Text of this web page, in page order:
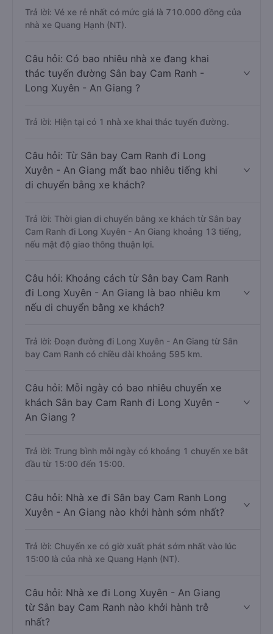
Trả lời: Vé xe rẻ nhất có mức giá là 710.000 đồng của
nhà xe Quang Hạnh (NT).
Câu hỏi: Có bao nhiêu nhà xe đang khai
thác tuyến đường Sân bay Cam Ranh -
Long Xuyên - An Giang ?
Trả lời: Hiện tại có 1 nhà xe khai thác tuyến đường.
Câu hỏi: Từ Sân bay Cam Ranh đi Long
Xuyên - An Giang mất bao nhiêu tiếng khi
di chuyển bằng xe khách?
Trả lời: Thời gian di chuyển bằng xe khách từ Sân bay
Cam Ranh đi Long Xuyên - An Giang khoảng 13 tiếng,
nếu mật độ giao thông thuận lợi.
Câu hỏi: Khoảng cách từ Sân bay Cam Ranh
đi Long Xuyên - An Giang là bao nhiêu km
nếu di chuyển bằng xe khách?
Trả lời: Đoạn đường đi Long Xuyên - An Giang từ Sân
bay Cam Ranh có chiều dài khoảng 595 km.
Câu hỏi: Mỗi ngày có bao nhiêu chuyến xe
khách Sân bay Cam Ranh đi Long Xuyên -
An Giang ?
Trả lời: Trung bình mỗi ngày có khoảng 1 chuyến xe bắt
đầu từ 15:00 đến 15:00.
Câu hỏi: Nhà xe đi Sân bay Cam Ranh Long
Xuyên - An Giang nào khởi hành sớm nhất?
Trả lời: Chuyến xe có giờ xuất phát sớm nhất vào lúc
15:00 là của nhà xe Quang Hạnh (NT).
Câu hỏi: Nhà xe đi Long Xuyên - An Giang
từ Sân bay Cam Ranh nào khởi hành trễ
nhất?